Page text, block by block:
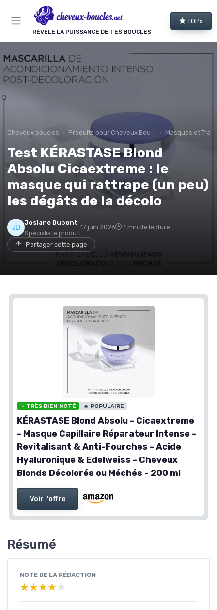
RÉVÈLE LA PUISSANCE DE TES BOUCLES
TOPs
Cheveux boucles Produits pour Cheveux Bouclés et Texturés Masques et
Test KÉRASTASE Blond
Absolu Cicaextreme : le
masque qui rattrape (un peu)
les dégâts de la décolo
Josiane Dupont
Spécialiste produit
17 juin 2026 1 min de lecture
Partager cette page
⭐ TRÈS BIEN NOTÉ 🔥 POPULAIRE
KÉRASTASE Blond Absolu - Cicaextreme
- Masque Capillaire Réparateur Intense -
Revitalisant & Anti-Fourches - Acide
Hyaluronique & Edelweiss - Cheveux
Blonds Décolorés ou Méchés - 200 ml
Voir l'offre
Résumé
NOTE DE LA RÉDACTION
★★★★★
★★★★★
Panneau de gestion des cookies